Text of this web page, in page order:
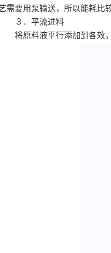
需要用泵输送，所以能耗比
３．平流进料
将原料液平行添加到各效，